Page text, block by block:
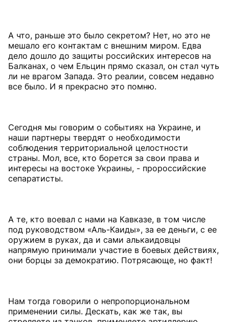
А что, раньше это было секретом? Нет, но это не
мешало его контактам с внешним миром. Едва
дело дошло до защиты российских интересов на
Балканах, о чем Ельцин прямо сказал, он стал чуть
ли не врагом Запада. Это реалии, совсем недавно
все было. И я прекрасно это помню.
Сегодня мы говорим о событиях на Украине, и
наши партнеры твердят о необходимости
соблюдения территориальной целостности
страны. Мол, все, кто борется за свои права и
интересы на востоке Украины, - пророссийские
сепаратисты.
А те, кто воевал с нами на Кавказе, в том числе
под руководством «Аль-Каиды», за ее деньги, с ее
оружием в руках, да и сами алькаидовцы
напрямую принимали участие в боевых действиях,
они борцы за демократию. Потрясающе, но факт!
Нам тогда говорили о непропорциональном
применении силы. Дескать, как же так, вы